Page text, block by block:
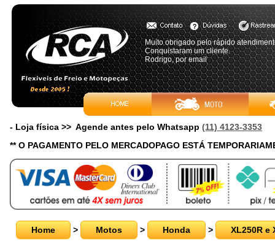
Muito obrigado pelo rápido
Conquistaram um cliente.
Rodrigo, por email
- Loja física >> Agende antes pelo Whatsapp (11) 4123-3353
** O PAGAMENTO PELO MERCADOPAGO ESTÁ
Home > Motos > Honda > XL250R e